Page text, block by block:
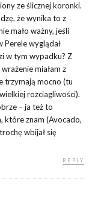
ze ślicznej koronki.
że wynika to z
mało ważny, jeśli
Perele wyglądał
w tym wypadku? Z
miałam z
trzymają mocno (tu
rozciagliwości).
– ja też to
które znam (Avocado,
wbijał się
REPLY